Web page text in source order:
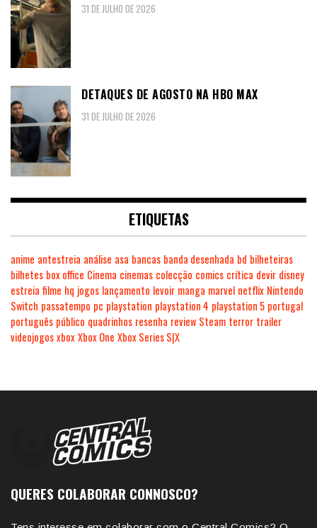
31 DE JULHO DE 2026
DETAQUES DE AGOSTO NA HBO MAX
31 DE JULHO DE 2026
ETIQUETAS
anime antestreia análise asa bancas banda desenhada bd bilheteiras
bilhetes box office Cinema cinemas colecção comics crítica devir disney
estreia filme hq jogos lançamento levoir manga marvel netflix Nintendo
Switch passatempo pc playstation playstation 4 playstation 5 portugal
português público quadrinhos resenha review Steam terror trailer
videojogosxboxXbox One Xbox Series S|X
QUERES COLABORAR CONNOSCO?